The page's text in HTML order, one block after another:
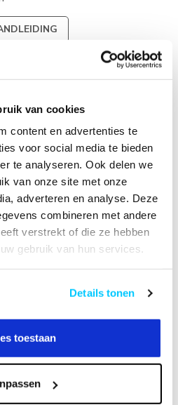
van cookies
content en advertenties te
voor social media te bieden
te analyseren. Ook delen we
van onze site met onze
adverteren en analyse. Deze
combineren met andere
verstrekt of die ze hebben
gebruik van hun services.
Details tonen
toestaan
840BL6
met klem
A poorten - €49,95
met klem
A poorten -